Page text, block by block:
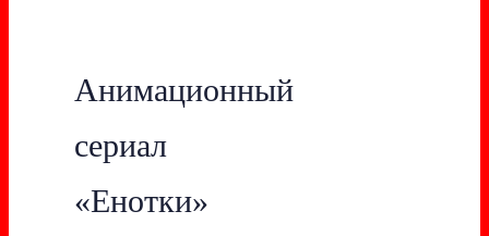
Анимационный
сериал
«Енотки»